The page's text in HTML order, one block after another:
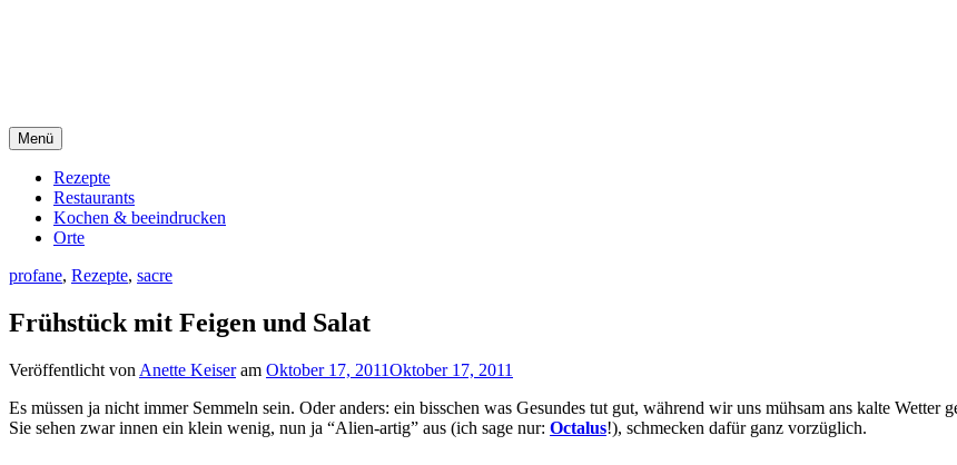
Menü
Rezepte
Restaurants
Kochen & beeindrucken
Orte
profane, Rezepte, sacre
Frühstück mit Feigen und Salat
Veröffentlicht von Anette Keiseram Oktober 17, 2011Oktober 17, 2011
Es müssen ja nicht immer Semmeln sein. Oder anders: ein bisschen was Gesundes tut gut, während wir uns mühsam ans kalte Wetter
Sie sehen zwar innen ein klein wenig, nun ja “Alien-artig” aus (ich sage nur: Octalus!), schmecken dafür ganz vorzüglich.